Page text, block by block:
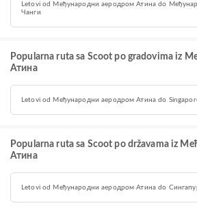
Letovi od Међународни аеродром Атина do
Чанги
Popularna ruta sa Scoot po gradovima iz
Атина
Letovi od Међународни аеродром Атина do
Popularna ruta sa Scoot po državama iz
Атина
Letovi od Међународни аеродром Атина do